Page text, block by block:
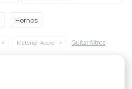
Hornos
Material: Acero Quitar filtros